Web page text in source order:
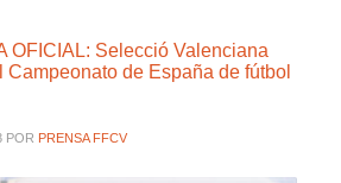
OFICIAL: Selecció Valenciana
Campeonato de España de fútbol
POR PRENSA FFCV